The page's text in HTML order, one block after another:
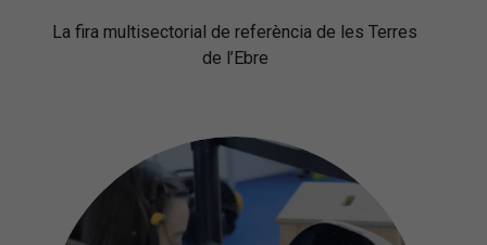
La fira multisectorial de referència de les Terres
de l’Ebre